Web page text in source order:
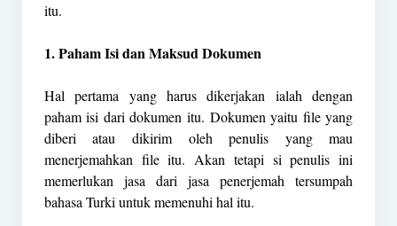
itu.
1. Paham Isi dan Maksud Dokumen
Hal pertama yang harus dikerjakan ialah dengan
paham isi dari dokumen itu. Dokumen yaitu file yang
diberi atau dikirim oleh penulis yang mau
menerjemahkan file itu. Akan tetapi si penulis ini
memerlukan jasa dari jasa penerjemah tersumpah
bahasa Turki untuk memenuhi hal itu.